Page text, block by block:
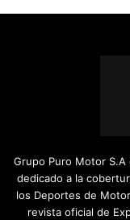
Grupo Puro Motor S.A
dedicado a la
los Deportes de
revista oficial de